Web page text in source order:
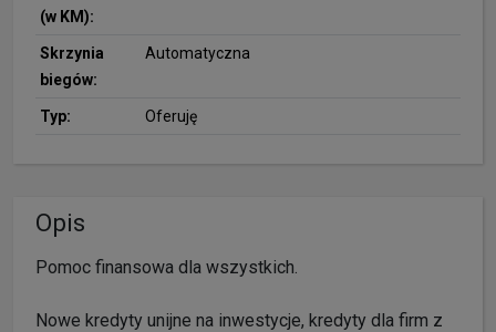
(w KM):
Skrzynia
biegów:
Automatyczna
Typ: Oferuję
Opis
Pomoc finansowa dla wszystkich.
Nowe kredyty unijne na inwestycje, kredyty dla firm z